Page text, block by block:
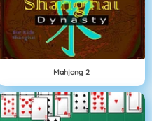
Mahjong 2